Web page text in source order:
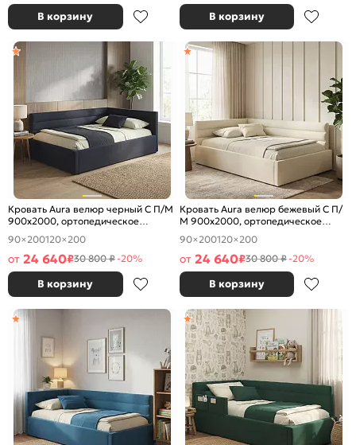
В корзину В корзину
Кровать Aura велюр черный С П/М
900x2000, ортопедическое
основание, изголовье мягкое
90×200120×200
от 24 640₽30 800 ₽-20%
В корзину
Кровать Aura велюр бежевый С П/
М 900x2000, ортопедическое
основание, изголовье мягкое
90×200120×200
от 24 640₽30 800 ₽-20%
В корзину